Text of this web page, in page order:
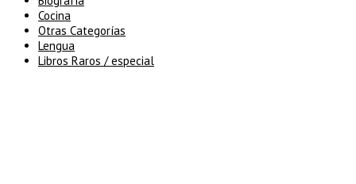
Cocina
Otras Categorías
Lengua
Libros Raros / especial